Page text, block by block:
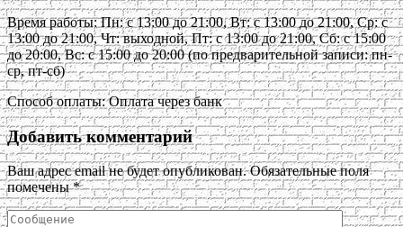
Время работы: Пн: с 13:00 до 21:00, Вт: с 13:00 до 21:00, Ср: с
13:00 до 21:00, Чт: выходной, Пт: с 13:00 до 21:00, Сб: с 15:00
до 20:00, Вс: с 15:00 до 20:00 (по предварительной записи: пн-
ср, пт-сб)
Способ оплаты: Оплата через банк
Добавить комментарий
Ваш адрес email не будет опубликован. Обязательные поля
помечены*